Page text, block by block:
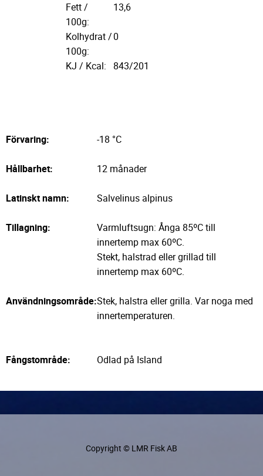
Fett /
100g:
13,6
Kolhydrat /
100g:
0
KJ / Kcal: 843/201
Förvaring: -18 °C
Hållbarhet: 12 månader
Latinskt namn: Salvelinus alpinus
Tillagning:
Varmluftsugn: Ånga 85ºC till
innertemp max 60ºC.
Stekt, halstrad eller grillad till
innertemp max 60ºC.
Användningsområde:Stek, halstra eller grilla. Var noga med
innertemperaturen.
Fångstområde: Odlad på Island
Copyright © LMR Fisk AB